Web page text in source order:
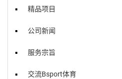
精品项目
公司新闻
服务宗旨
交流Bsport体育